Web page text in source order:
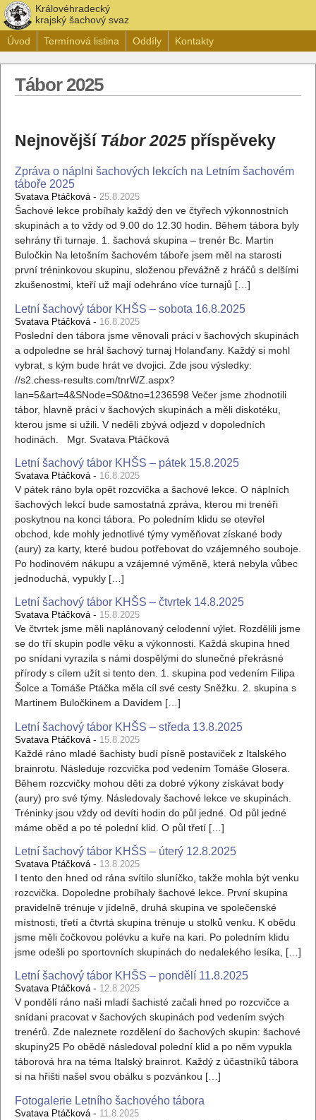
Královéhradecký
krajský šachový svaz
Úvod
Termínová listina Oddíly Kontakty
Tábor 2025
Nejnovější Tábor 2025 příspěveky
Zpráva o náplni šachových lekcích na Letním šachovém
táboře 2025
Svatava Ptáčková - 25.8.2025
Šachové lekce probíhaly každý den ve čtyřech výkonnostních
skupinách a to vždy od 9.00 do 12.30 hodin. Během tábora byly
sehrány tři turnaje. 1. šachová skupina – trenér Bc. Martin
Buločkin Na letošním šachovém táboře jsem měl na starosti
první tréninkovou skupinu, složenou převážně z hráčů s delšími
zkušenostmi, kteří už mají odehráno více turnajů […]
Letní šachový tábor KHŠS – sobota 16.8.2025
Svatava Ptáčková - 16.8.2025
Poslední den tábora jsme věnovali práci v šachových skupinách
a odpoledne se hrál šachový turnaj Holanďany. Každý si mohl
vybrat, s kým bude hrát ve dvojici. Zde jsou výsledky:
//s2.chess-results.com/tnrWZ.aspx?
lan=5&art=4&SNode=S0&tno=1236598 Večer jsme zhodnotili
tábor, hlavně práci v šachových skupinách a měli diskotéku,
kterou jsme si užili. V neděli zbývá odjezd v dopoledních
hodinách. Mgr. Svatava Ptáčková
Letní šachový tábor KHŠS – pátek 15.8.2025
Svatava Ptáčková - 16.8.2025
V pátek ráno byla opět rozcvička a šachové lekce. O náplních
šachových lekcí bude samostatná zpráva, kterou mi trenéři
poskytnou na konci tábora. Po poledním klidu se otevřel
obchod, kde mohly jednotlivé týmy vyměňovat získané body
(aury) za karty, které budou potřebovat do vzájemného souboje.
Po hodinovém nákupu a vzájemné výměně, která nebyla vůbec
jednoduchá, vypukly […]
Letní šachový tábor KHŠS – čtvrtek 14.8.2025
Svatava Ptáčková- 15.8.2025
Ve čtvrtek jsme měli naplánovaný celodenní výlet. Rozdělili jsme
se do tří skupin podle věku a výkonnosti. Každá skupina hned
po snídani vyrazila s námi dospělými do slunečné překrásné
přírody s cílem užít si tento den. 1. skupina pod vedením Filipa
Šolce a Tomáše Ptáčka měla cíl své cesty Sněžku. 2. skupina s
Martinem Buločkinem a Davidem […]
Letní šachový tábor KHŠS – středa 13.8.2025
Svatava Ptáčková - 15.8.2025
Každé ráno mladé šachisty budí písně postaviček z Italského
brainrotu. Následuje rozcvička pod vedením Tomáše Glosera.
Během rozcvičky mohou děti za dobré výkony získávat body
(aury) pro své týmy. Následovaly šachové lekce ve skupinách.
Tréninky jsou vždy od devíti hodin do půl jedné. Od půl jedné
máme oběd a po té polední klid. O půl třetí […]
Letní šachový tábor KHŠS – úterý 12.8.2025
Svatava Ptáčková - 13.8.2025
I tento den hned od rána svítilo sluníčko, takže mohla být venku
rozcvička. Dopoledne probíhaly šachové lekce. První skupina
pravidelně trénuje v jídelně, druhá skupina ve společenské
místnosti, třetí a čtvrtá skupina trénuje u stolků venku. K obědu
jsme měli čočkovou polévku a kuře na kari. Po poledním klidu
jsme odešli po sportovních skupinách do nedalekého lesíka, […]
Letní šachový tábor KHŠS – pondělí 11.8.2025
Svatava Ptáčková- 12.8.2025
V pondělí ráno naši mladí šachisté začali hned po rozcvičce a
snídani pracovat v šachových skupinách pod vedením svých
trenérů. Zde naleznete rozdělení do šachových skupin: šachové
skupiny25 Po obědě následoval polední klid a po něm vypukla
táborová hra na téma Italský brainrot. Každý z účastníků tábora
si na hřišti našel svou obálku s pozvánkou […]
Fotogalerie Letního šachového tábora
Svatava Ptáčková - 11.8.2025